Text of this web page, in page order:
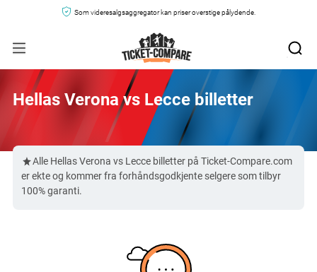
Som videresalgsaggregator kan priser overstige pålydende.
Hellas Verona vs Lecce billetter
Alle Hellas Verona vs Lecce billetter på Ticket-Compare.com
er ekte og kommer fra forhåndsgodkjente selgere som tilbyr
100% garanti.